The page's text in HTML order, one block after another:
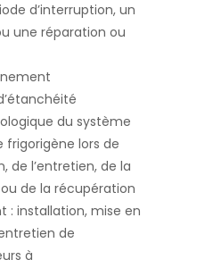
d’interruption, un
une réparation ou
du système
frigorigène lors de
de l’entretien, de la
de la récupération
: installation, mise en
de
à